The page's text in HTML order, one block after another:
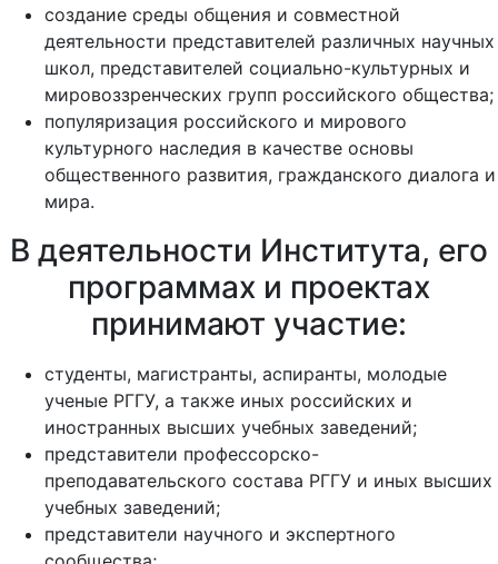
создание среды общения и совместной
деятельности представителей различных научных
школ, представителей социально-культурных и
мировоззренческих групп российского общества;
популяризация российского и мирового
культурного наследия в качестве основы
общественного развития, гражданского диалога и
мира.
В деятельности Института, его
программах и проектах
принимают участие:
студенты, магистранты, аспиранты, молодые
ученые РГГУ, а также иных российских и
иностранных высших учебных заведений;
представители профессорско-
преподавательского состава РГГУ и иных высших
учебных заведений;
представители научного и экспертного